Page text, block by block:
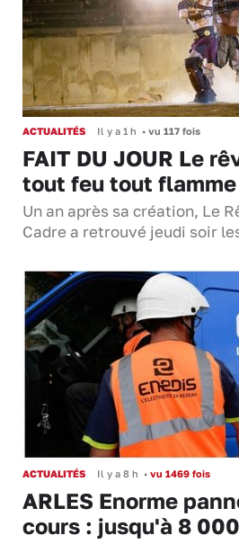
ACTUALITÉS Il y a 1 h • vu 117 fois
FAIT DU JOUR Le
tout feu tout flamme
Un an après sa création, Le
Cadre a retrouvé jeudi soir
ACTUALITÉS Il y a 8 h • vu 1469 fois
ARLES Enorme
cours : jusqu'à 8